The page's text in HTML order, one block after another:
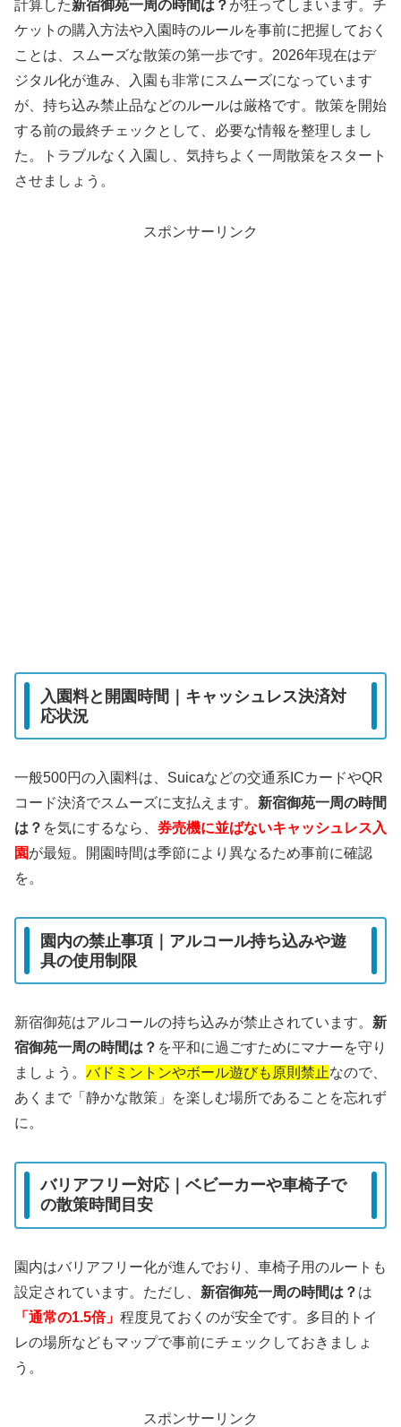
計算した新宿御苑一周の時間は？ が狂ってしまいます。チ
ケットの購入方法や入園時のルールを事前に把握しておく
ことは、スムーズな散策の第一歩です。2026年現在はデ
ジタル化が進み、入園も非常にスムーズになっています
が、持ち込み禁止品などのルールは厳格です。散策を開始
する前の最終チェックとして、必要な情報を整理しまし
た。トラブルなく入園し、気持ちよく一周散策をスタート
させましょう。
スポンサーリンク
入園料と開園時間｜キャッシュレス決済対
応状況
一般500円の入園料は、Suicaなどの交通系ICカードやQR
コード決済でスムーズに支払えます。 新宿御苑一周の時間
は？ を気にするなら、 券売機に並ばないキャッシュレス入
園が最短。開園時間は季節により異なるため事前に確認
を。
園内の禁止事項｜アルコール持ち込みや遊
具の使用制限
新宿御苑はアルコールの持ち込みが禁止されています。 新
宿御苑一周の時間は？ を平和に過ごすためにマナーを守り
ましょう。 バドミントンやボール遊びも原則禁止なので、
あくまで「静かな散策」を楽しむ場所であることを忘れず
に。
バリアフリー対応｜ベビーカーや車椅子で
の散策時間目安
園内はバリアフリー化が進んでおり、車椅子用のルートも
設定されています。ただし、 新宿御苑一周の時間は？ は
「通常の1.5倍」 程度見ておくのが安全です。多目的トイ
レの場所などもマップで事前にチェックしておきましょ
う。
スポンサーリンク